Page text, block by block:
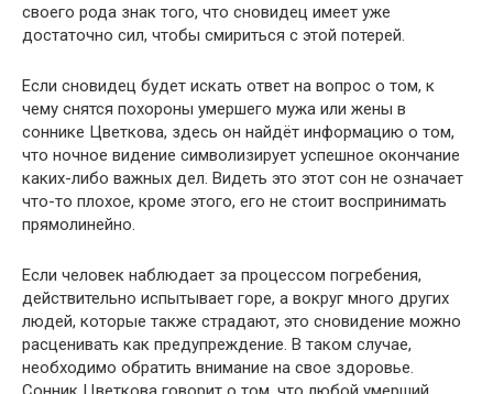
своего рода знак того, что сновидец имеет уже
достаточно сил, чтобы смириться с этой потерей.
Если сновидец будет искать ответ на вопрос о том, к
чему снятся похороны умершего мужа или жены в
соннике Цветкова, здесь он найдёт информацию о том,
что ночное видение символизирует успешное окончание
каких-либо важных дел. Видеть это этот сон не означает
что-то плохое, кроме этого, его не стоит воспринимать
прямолинейно.
Если человек наблюдает за процессом погребения,
действительно испытывает горе, а вокруг много других
людей, которые также страдают, это сновидение можно
расценивать как предупреждение. В таком случае,
необходимо обратить внимание на свое здоровье.